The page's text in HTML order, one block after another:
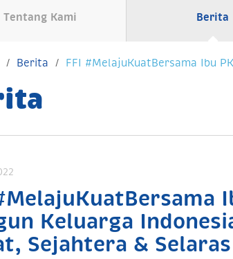
Tentang Kami Berita
Berita FFI #MelajuKuatBersama Ibu
Keluarga
Sejahtera & Selaras